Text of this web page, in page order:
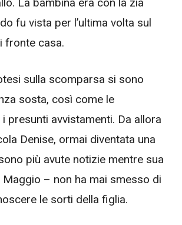
fu vista per l’ultima volta sul
fronte casa.
sulla scomparsa si sono
sosta, così come le
presunti avvistamenti. Da allora
Denise, ormai diventata una
più avute notizie mentre sua
– non ha mai smesso di
le sorti della figlia.